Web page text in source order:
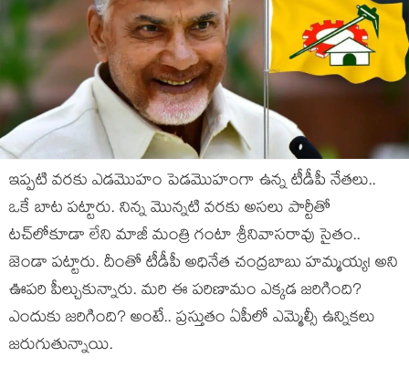
ఇప్ప‌టి వ‌ర‌కు ఎడ‌మొహం పెడ‌మొహంగా ఉన్న టీడీపీ నేత‌లు..
ఒకే బాట ప‌ట్టారు. నిన్న మొన్న‌టి వ‌ర‌కు అస‌లు పార్టీతో
ట‌చ్‌లోకూడా లేని మాజీ మంత్రి గంటా శ్రీనివాస‌రావు సైతం..
జెండా ప‌ట్టారు. దీంతో టీడీపీ అధినేత చంద్ర‌బాబు హ‌మ్మ‌య్య‌! అని
ఊప‌రి పీల్చుకున్నారు. మరి ఈ ప‌రిణామం ఎక్క‌డ జ‌రిగింది?
ఎందుకు జ‌రిగింది? అంటే.. ప్ర‌స్తుతం ఏపీలో ఎమ్మెల్సీ ఉన్నిక‌లు
జ‌రుగుతున్నాయి.